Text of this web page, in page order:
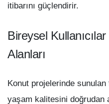
itibarını güçlendirir.
Bireysel
Alanları
Konut projelerinde
yaşam kalitesini doğrudan